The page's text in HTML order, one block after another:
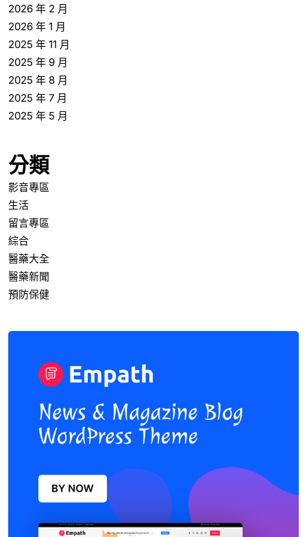
2026 年 2 月
2026 年 1 月
2025 年 11 月
2025 年 9 月
2025 年 8 月
2025 年 7 月
2025 年 5 月
分類
影音專區
生活
留言專區
綜合
醫藥大全
醫藥新聞
預防保健